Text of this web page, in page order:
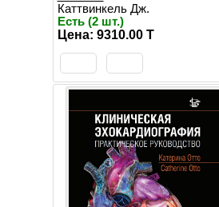
Каттвинкель Дж.
Есть (2 шт.)
Цена: 9310.00 T